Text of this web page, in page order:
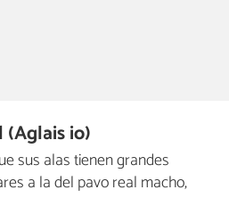
(Aglais io)
sus alas tienen grandes
a la del pavo real macho,